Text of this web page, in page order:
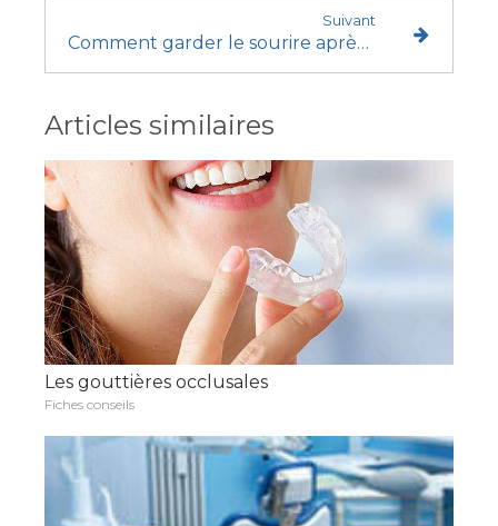
Suivant
Comment garder le sourire après une extraction dentaire ?
Articles similaires
Les gouttières occlusales
Fiches conseils